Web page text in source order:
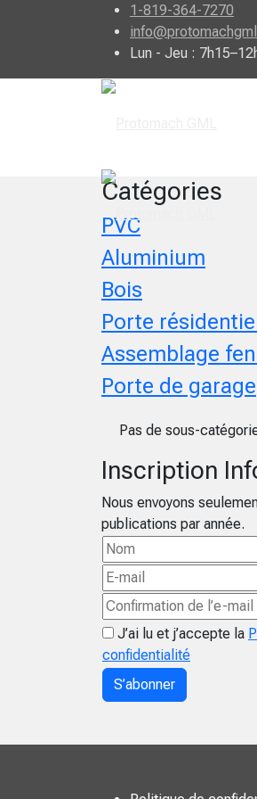
1-819-364-7270
Lun - Jeu :
Catégories
PVC
Aluminium
Bois
Porte
Assemblage
Porte de garage
Pas de sous-
Inscription
Nous envoyons
publications par année.
J’ai lu et j’accepte la
confidentialité
S’abonner